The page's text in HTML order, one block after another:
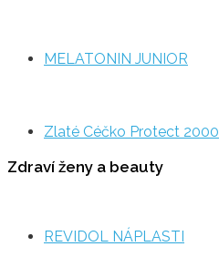
MELATONIN JUNIOR
Zlaté Céčko Protect 2000
Zdraví ženy a beauty
REVIDOL NÁPLASTI